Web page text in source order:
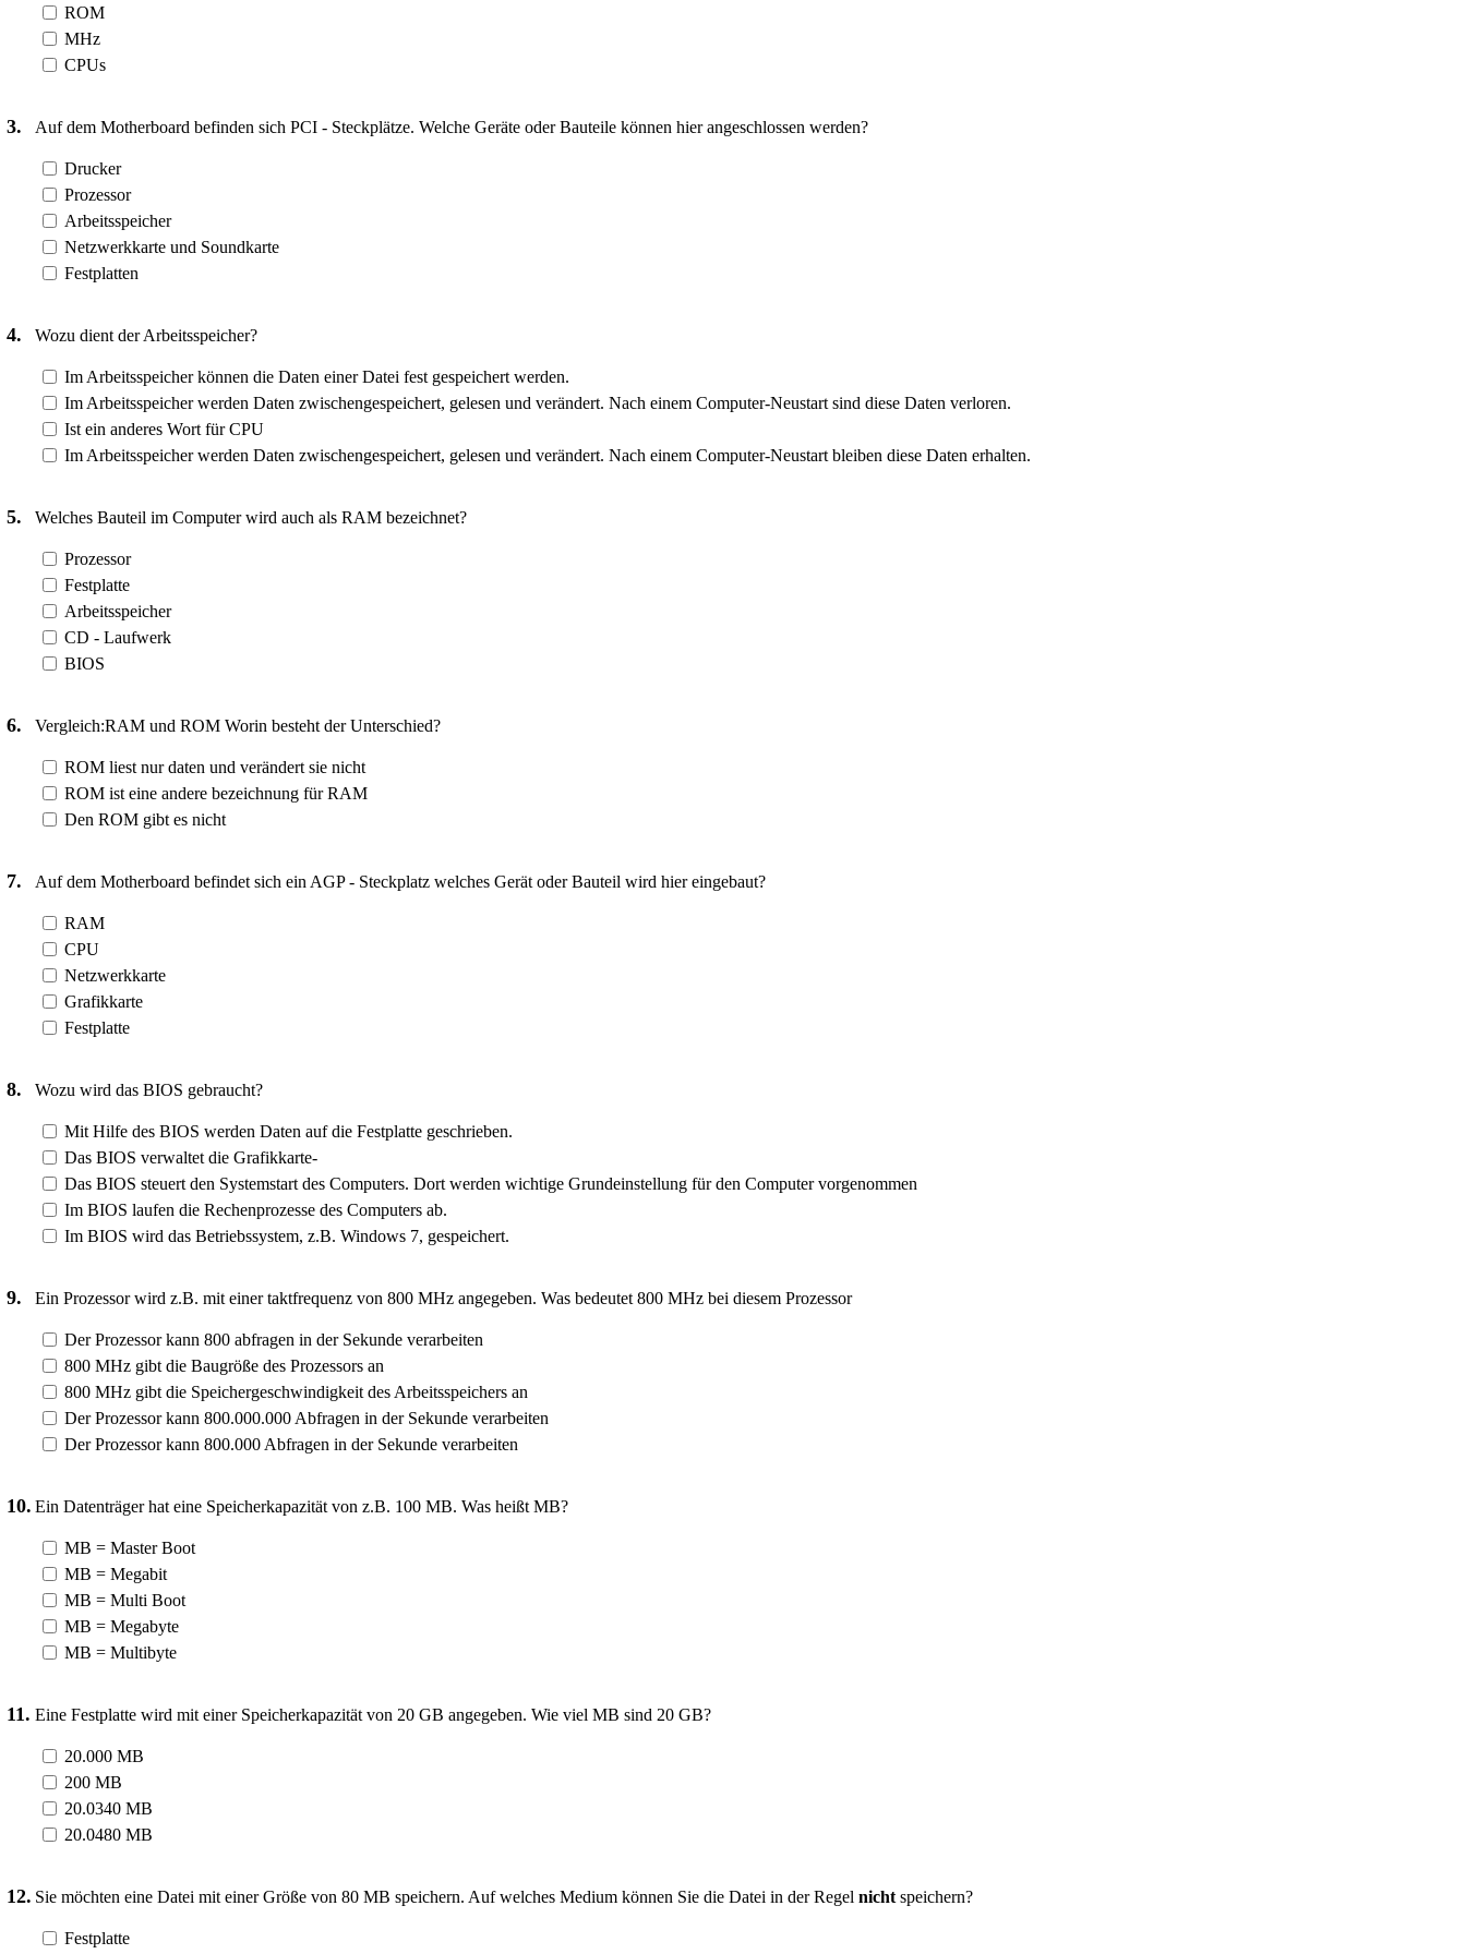
ROM
MHz
CPUs
3. Auf dem Motherboard befinden sich PCI - Steckplätze. Welche Geräte oder Bauteile können hier angeschlossen werden?
Drucker
Prozessor
Arbeitsspeicher
Netzwerkkarte und Soundkarte
Festplatten
4. Wozu dient der Arbeitsspeicher?
Im Arbeitsspeicher können die Daten einer Datei fest gespeichert werden.
Im Arbeitsspeicher werden Daten zwischengespeichert, gelesen und verändert. Nach einem Computer-Neustart sind diese Daten verloren.
Ist ein anderes Wort für CPU
Im Arbeitsspeicher werden Daten zwischengespeichert, gelesen und verändert. Nach einem Computer-Neustart bleiben diese Daten erhalten.
5. Welches Bauteil im Computer wird auch als RAM bezeichnet?
Prozessor
Festplatte
Arbeitsspeicher
CD - Laufwerk
BIOS
6. Vergleich:RAM und ROM Worin besteht der Unterschied?
ROM liest nur daten und verändert sie nicht
ROM ist eine andere bezeichnung für RAM
Den ROM gibt es nicht
7. Auf dem Motherboard befindet sich ein AGP - Steckplatz welches Gerät oder Bauteil wird hier eingebaut?
RAM
CPU
Netzwerkkarte
Grafikkarte
Festplatte
8. Wozu wird das BIOS gebraucht?
Mit Hilfe des BIOS werden Daten auf die Festplatte geschrieben.
Das BIOS verwaltet die Grafikkarte-
Das BIOS steuert den Systemstart des Computers. Dort werden wichtige Grundeinstellung für den Computer vorgenommen
Im BIOS laufen die Rechenprozesse des Computers ab.
Im BIOS wird das Betriebssystem, z.B. Windows 7, gespeichert.
9. Ein Prozessor wird z.B. mit einer taktfrequenz von 800 MHz angegeben. Was bedeutet 800 MHz bei diesem Prozessor
Der Prozessor kann 800 abfragen in der Sekunde verarbeiten
800 MHz gibt die Baugröße des Prozessors an
800 MHz gibt die Speichergeschwindigkeit des Arbeitsspeichers an
Der Prozessor kann 800.000.000 Abfragen in der Sekunde verarbeiten
Der Prozessor kann 800.000 Abfragen in der Sekunde verarbeiten
10. Ein Datenträger hat eine Speicherkapazität von z.B. 100 MB. Was heißt MB?
MB = Master Boot
MB = Megabit
MB = Multi Boot
MB = Megabyte
MB = Multibyte
11. Eine Festplatte wird mit einer Speicherkapazität von 20 GB angegeben. Wie viel MB sind 20 GB?
20.000 MB
200 MB
20.0340 MB
20.0480 MB
12. Sie möchten eine Datei mit einer Größe von 80 MB speichern. Auf welches Medium können Sie die Datei in der Regel nicht speichern?
Festplatte